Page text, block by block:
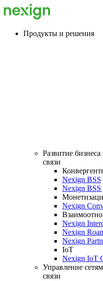
Продукты и решения
Развитие
связи
Nexign BSS
Nexign
Nexign
Nexign
Nexign
Nexign
IoT
Nexign IoT
Управление
связи